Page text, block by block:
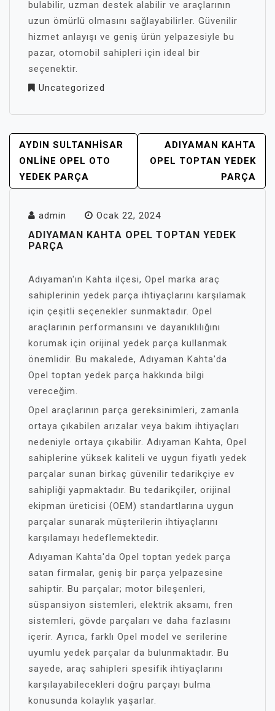
bulabilir, uzman destek alabilir ve araçlarının
uzun ömürlü olmasını sağlayabilirler. Güvenilir
hizmet anlayışı ve geniş ürün yelpazesiyle bu
pazar, otomobil sahipleri için ideal bir
seçenektir.
Uncategorized
YAZI
GEZINMESI
AYDIN SULTANHISAR
ONLINE OPEL OTO
YEDEK PARÇA
ADIYAMAN KAHTA
OPEL TOPTAN YEDEK
PARÇA
admin Ocak 22, 2024
ADIYAMAN KAHTA OPEL TOPTAN YEDEK
PARÇA
Adıyaman'ın Kahta ilçesi, Opel marka araç
sahiplerinin yedek parça ihtiyaçlarını karşılamak
için çeşitli seçenekler sunmaktadır. Opel
araçlarının performansını ve dayanıklılığını
korumak için orijinal yedek parça kullanmak
önemlidir. Bu makalede, Adıyaman Kahta'da
Opel toptan yedek parça hakkında bilgi
vereceğim.
Opel araçlarının parça gereksinimleri, zamanla
ortaya çıkabilen arızalar veya bakım ihtiyaçları
nedeniyle ortaya çıkabilir. Adıyaman Kahta, Opel
sahiplerine yüksek kaliteli ve uygun fiyatlı yedek
parçalar sunan birkaç güvenilir tedarikçiye ev
sahipliği yapmaktadır. Bu tedarikçiler, orijinal
ekipman üreticisi (OEM) standartlarına uygun
parçalar sunarak müşterilerin ihtiyaçlarını
karşılamayı hedeflemektedir.
Adıyaman Kahta'da Opel toptan yedek parça
satan firmalar, geniş bir parça yelpazesine
sahiptir. Bu parçalar; motor bileşenleri,
süspansiyon sistemleri, elektrik aksamı, fren
sistemleri, gövde parçaları ve daha fazlasını
içerir. Ayrıca, farklı Opel model ve serilerine
uyumlu yedek parçalar da bulunmaktadır. Bu
sayede, araç sahipleri spesifik ihtiyaçlarını
karşılayabilecekleri doğru parçayı bulma
konusunda kolaylık yaşarlar.